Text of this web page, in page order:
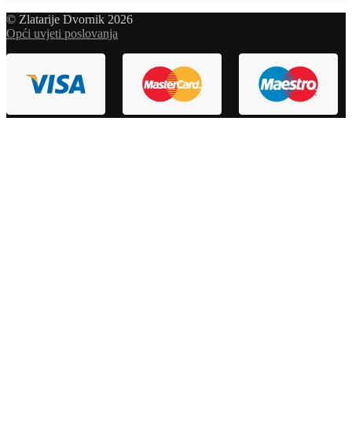
© Zlatarije Dvornik 2026
Opći uvjeti poslovanja